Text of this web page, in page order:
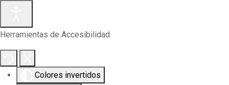
Herramientas de Accesibilidad
Colores invertidos